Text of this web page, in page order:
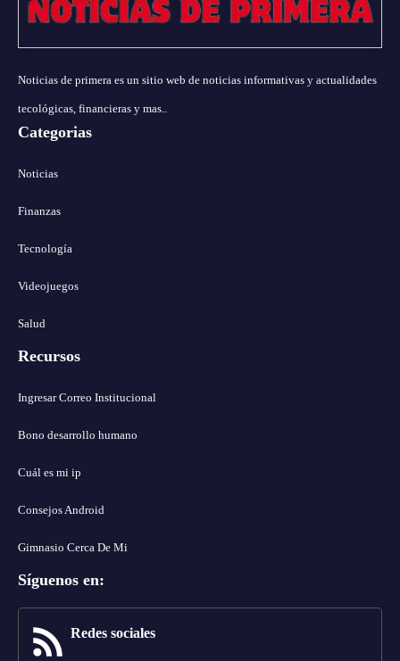
Noticias de primera es un sitio web de noticias informativas y actualidades
tecológicas, financieras y mas..
Categorias
Noticias
Finanzas
Tecnología
Videojuegos
Salud
Recursos
Ingresar Correo Institucional
Bono desarrollo humano
Cuál es mi ip
Consejos Android
Gimnasio Cerca De Mi
Síguenos en:
Redes sociales